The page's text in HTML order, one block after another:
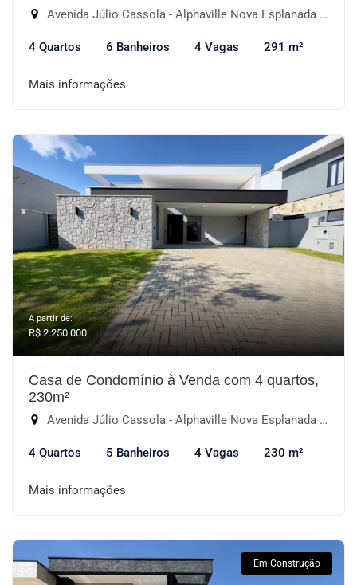
Avenida Júlio Cassola - Alphaville Nova Esplanada IV, Votorantim-SP
4 Quartos 6 Banheiros 4 Vagas 291 m²
Mais informações
A partir de:
R$ 2.250.000
Casa de Condomínio à Venda com 4 quartos,
230m²
Avenida Júlio Cassola - Alphaville Nova Esplanada III, Votorantim-SP
4 Quartos 5 Banheiros 4 Vagas 230 m²
Mais informações
Em Construção